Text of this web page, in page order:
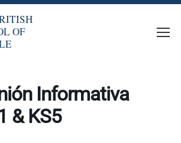
Informativa
& KS5